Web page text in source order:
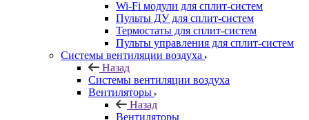
Wi-Fi модули для сплит-систем
Пульты ДУ для сплит-систем
Термостаты для сплит-систем
Пульты управления для сплит-систем
Системы вентиляции воздуха
Назад
Системы вентиляции воздуха
Вентиляторы
Назад
Вентиляторы